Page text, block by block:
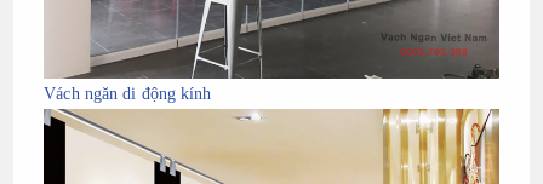
Vách ngăn di động kính